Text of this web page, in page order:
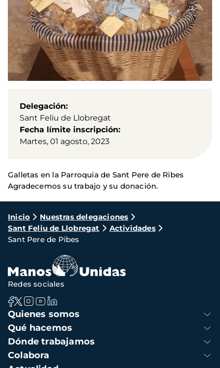
Delegación
Sant Feliu de Llobregat
Fecha límite inscripción
Martes, 01 agosto, 2023
Galletas en la Parroquia de Sant Pere de Ribes
Agradecemos su trabajo y su donación.
Ruta
de
navegación
Inicio
Nuestras delegaciones
Sant Feliu de Llobregat
Actividades
Sant Pere de Pibes
Navegación
principal
Quienes somos
Qué hacemos
Dónde trabajamos
Colabora
Redes sociales